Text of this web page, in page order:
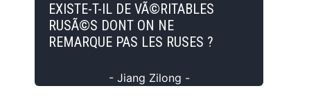
EXISTE-T-IL DE VÃ©RITABLES
RUSÃ©S DONT ON NE
REMARQUE PAS LES RUSES ?
- Jiang Zilong -